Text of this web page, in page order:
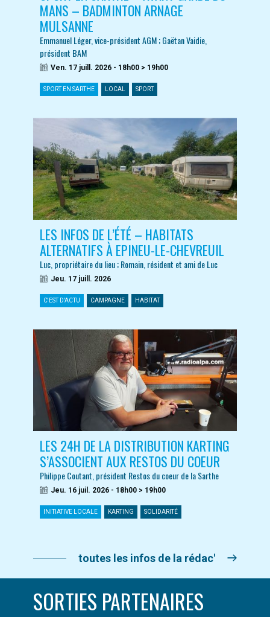
MANS – BADMINTON ARNAGE
MULSANNE
Emmanuel Léger, vice-président AGM ; Gaëtan Vaidie,
président BAM
Ven. 17 juill. 2026 - 18h00 > 19h00
SPORT EN SARTHE LOCAL SPORT
LES INFOS DE L’ÉTÉ – HABITATS
ALTERNATIFS À EPINEU-LE-CHEVREUIL
Luc, propriétaire du lieu ; Romain, résident et ami de Luc
Jeu. 17 juill. 2026
C'EST D'ACTU CAMPAGNE HABITAT
LES 24H DE LA DISTRIBUTION KARTING
S’ASSOCIENT AUX RESTOS DU COEUR
Philippe Coutant, président Restos du coeur de la Sarthe
Jeu. 16 juil. 2026 - 18h00 > 19h00
INITIATIVE LOCALE KARTING SOLIDARITÉ
toutes les infos de la rédac'
SORTIES PARTENAIRES